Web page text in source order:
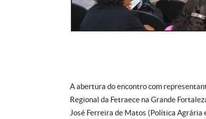
A abertura do encontro com
Regional da Fetraece na Grande
José Ferreira de Matos (Política Agrária